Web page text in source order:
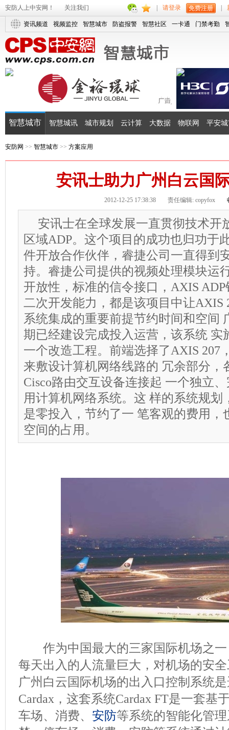
安防人上中安网！ 关注我们 请登录 免费注册
资讯频道 视频监控 智慧城市 防盗报警 智慧社区 一卡通 门禁考勤
智慧城市 智慧城讯 城市规划 云计算 大数据 物联网 平安
安防网 >> 智慧城市 >> 方案应用
安讯士助力广州白云国
2012-12-25 17:38:38 责任编辑: copyfox
安讯士在全球发展一直贯彻技术开
区域ADP。这个项目的成功也归功于
件开放合作伙伴，睿捷公司一直得到
持。睿捷公司提供的视频处理模块运
开放性，标准的信令接口，AXIS
二次开发能力，都是该项目中让AXIS
系统集成的重要前提节约时间和空间
期已经建设完成投入运营，该系统 实
一个改造工程。前端选择了AXIS 207
来敷设计算机网络线路的 冗余部分，
Cisco路由交互设备连接起 一个独立
用计算机网络系统。这 样的系统规划
是零投入，节约了一 笔客观的费用，
空间的占用。
作为中国最大的三家国际机场之一
每天出入的人流量巨大，对机场的安
广州白云国际机场的出入口控制系统
Cardax，这套系统Cardax FT是一套基
车场、消费、 安防等系统的智能化管